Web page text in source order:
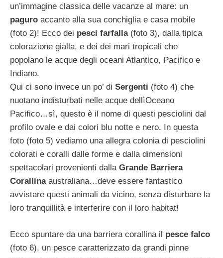
un’immagine classica delle vacanze al mare: un
paguro accanto alla sua conchiglia e casa mobile
(foto 2)! Ecco dei pesci farfalla(foto 3), dalla tipica
colorazione gialla, e dei dei mari tropicali che
popolano le acque degli oceani Atlantico, Pacifico e
Indiano.
Qui ci sono invece un po’ di Sergenti (foto 4) che
nuotano indisturbati nelle acque dellìOceano
Pacifico…sì, questo è il nome di questi pesciolini dal
profilo ovale e dai colori blu notte e nero. In questa
foto (foto 5) vediamo una allegra colonia di pesciolini
colorati e coralli dalle forme e dalla dimensioni
spettacolari provenienti dallaGrande Barriera
Corallinaaustraliana…deve essere fantastico
avvistare questi animali da vicino, senza disturbare la
loro tranquillità e interferire con il loro habitat!
Ecco spuntare da una barriera corallina il pesce falco
(foto 6), un pesce caratterizzato da grandi pinne